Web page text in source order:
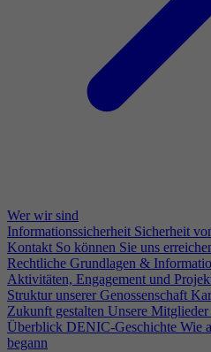
Wer wir sind
Informationssicherheit Sicherheit
Kontakt So können Sie uns
Rechtliche Grundlagen &
Aktivitäten, Engagement und
Struktur unserer Genossenschaft
Zukunft gestalten Unsere Mitglieder
Überblick DENIC-Geschichte Wie
begann